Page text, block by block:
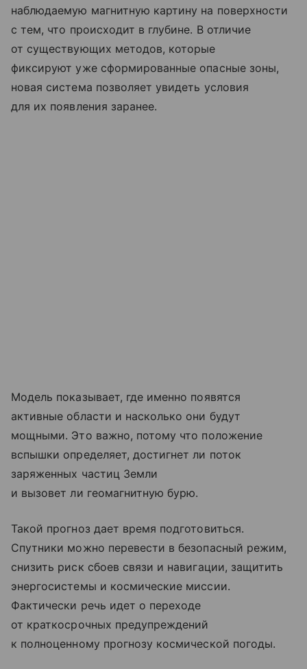
наблюдаемую магнитную картину на поверхности
с тем, что происходит в глубине. В отличие
от существующих методов, которые
фиксируют уже сформированные опасные зоны,
новая система позволяет увидеть условия
для их появления заранее.
Модель показывает, где именно появятся
активные области и насколько они будут
мощными. Это важно, потому что положение
вспышки определяет, достигнет ли поток
заряженных частиц Земли
и вызовет ли геомагнитную бурю.
Такой прогноз дает время подготовиться.
Спутники можно перевести в безопасный режим,
снизить риск сбоев связи и навигации, защитить
энергосистемы и космические миссии.
Фактически речь идет о переходе
от краткосрочных предупреждений
к полноценному прогнозу космической погоды.